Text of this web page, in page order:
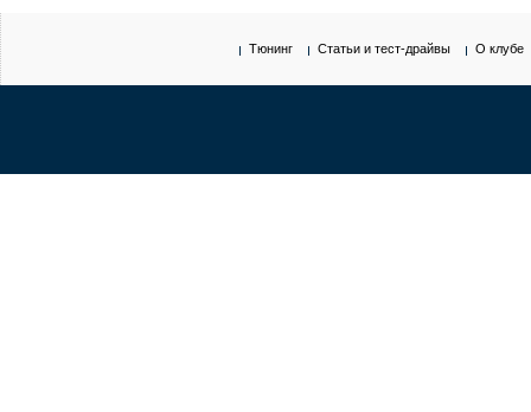
Тюнинг Статьи и тест-драйвы О клубе